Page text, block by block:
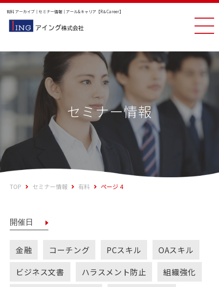
有料 アーカイブ｜セミナー情報｜アール&キャリア【R＆Career】
セミナー情報
TOP セミナー情報 有料 ページ 4
金融 コーチング PCスキル
OAスキル
ビジネス文書
ハラスメント防止
組織強化